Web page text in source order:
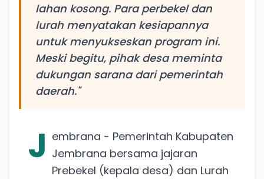
lahan kosong. Para perbekel dan
lurah menyatakan kesiapannya
untuk menyukseskan program ini.
Meski begitu, pihak desa meminta
dukungan sarana dari pemerintah
daerah."
J embrana - Pemerintah Kabupaten
Jembrana bersama jajaran
Prebekel (kepala desa) dan Lurah